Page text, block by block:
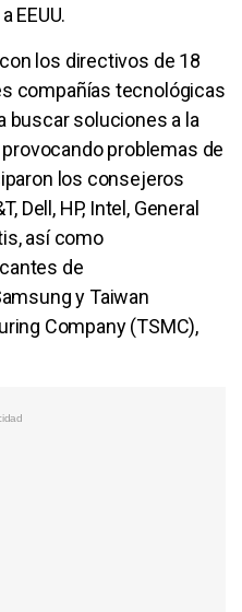
EEUU.
los directivos de 18
compañías tecnológicas
buscar soluciones a la
problemas de
los consejeros
Dell, HP, Intel, General
así como
de
y Taiwan
Company (TSMC),